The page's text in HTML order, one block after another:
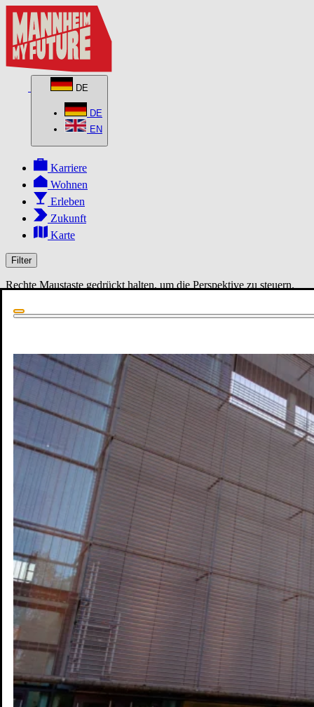
DE
DE
EN
Karriere
Wohnen
Erleben
Zukunft
Karte
Filter
Rechte Maustaste gedrückt halten, um die Perspektive zu steuern.
DE
Jobs & Chancen
Wohnen & Mobilität
Kultur & Freizeit
Zukunft
Interaktive Karte
Impressum
Datenschutz
© Mannheim MyFuture | Design & Entwicklung Froschgift
Karriere
Wohnen
Erleben